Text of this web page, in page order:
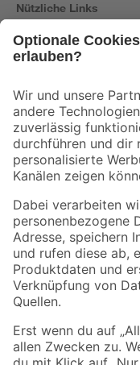
Nützliche Links
Der toom Newsletter: Keine
Zur Newsletter
Folge uns
Zahlungsarten
Sicher einkaufen